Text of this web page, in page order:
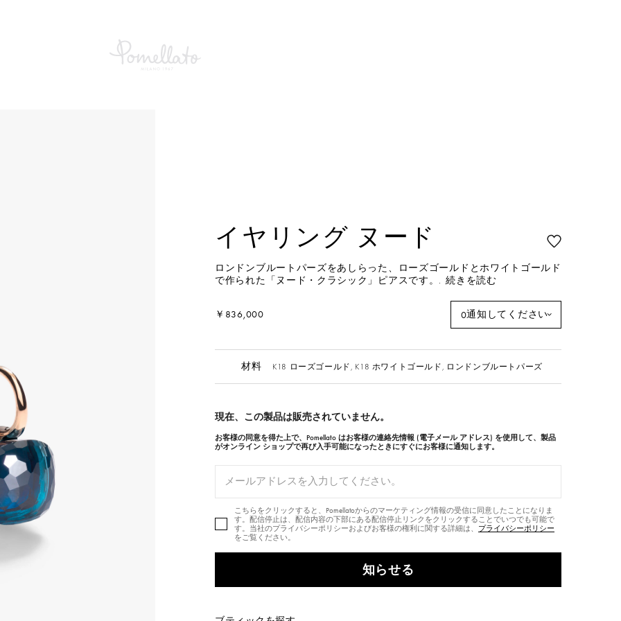
イヤリング ヌード
ロンドンブルートパーズをあしらった、ローズゴールドとホワイトゴールド
で作られた「ヌード・クラシック」ピアスです。. 続きを読む
￥836,000 0通知してください
材料 K18 ローズゴールド, K18 ホワイトゴールド, ロンドンブルートパーズ
現在、この製品は販売されていません。
お客様の同意を得た上で、Pomellato はお客様の連絡先情報 (電子メール アドレス) を使用して、製品
がオンライン ショップで再び入手可能になったときにすぐにお客様に通知します。
こちらをクリックすると、Pomellatoからのマーケティング情報の受信に同意したことになりま
す。配信停止は、配信内容の下部にある配信停止リンクをクリックすることでいつでも可能で
す。当社のプライバシーポリシーおよびお客様の権利に関する詳細は、 プライバシーポリシー
をご覧ください。
知らせる